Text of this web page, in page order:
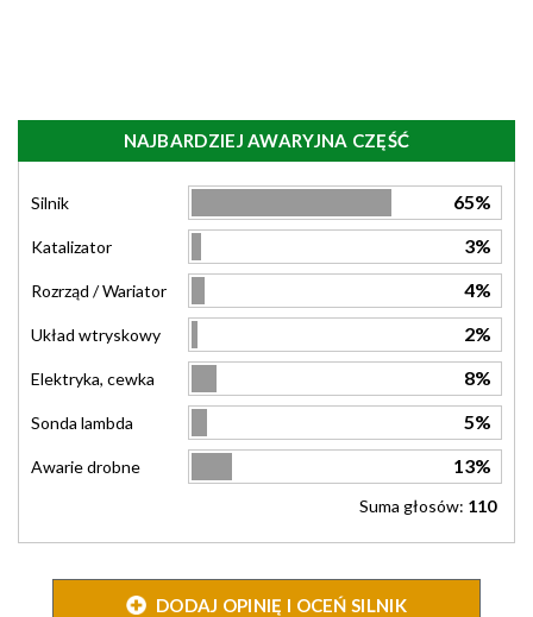
NAJBARDZIEJ AWARYJNA CZĘŚĆ
Silnik 65%
Katalizator 3%
Rozrząd / Wariator 4%
Układ wtryskowy 2%
Elektryka, cewka 8%
Sonda lambda 5%
Awarie drobne 13%
Suma głosów: 110
DODAJ OPINIĘ I OCEŃ SILNIK